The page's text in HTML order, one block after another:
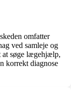
omfatter
ved samleje og
at søge lægehjælp,
korrekt diagnose